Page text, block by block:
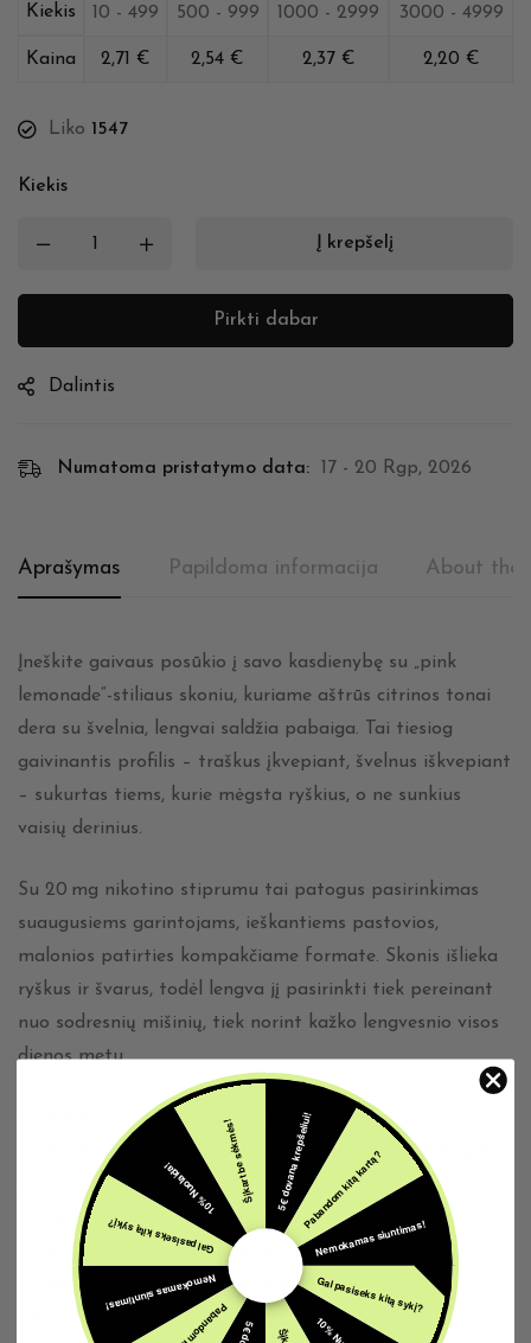
Kiekis 10 - 499 500 - 999 1000 - 2999 3000 - 4999
Kaina 2,71 € 2,54 € 2,37 € 2,20 €
Liko 1547
Kiekis
Į krepšelį
Pirkti dabar
Dalintis
Numatoma pristatymo data: 17 - 20 Rgp, 2026
Aprašymas Papildoma informacija About the
Įneškite gaivaus posūkio į savo kasdienybę su „pink
lemonade“-stiliaus skoniu, kuriame aštrūs citrinos tonai
dera su švelnia, lengvai saldžia pabaiga. Tai tiesiog
gaivinantis profilis – traškus įkvepiant, švelnus iškvepiant
– sukurtas tiems, kurie mėgsta ryškius, o ne sunkius
vaisių derinius.
Su 20 mg nikotino stiprumu tai patogus pasirinkimas
suaugusiems garintojams, ieškantiems pastovios,
malonios patirties kompakčiame formate. Skonis išlieka
ryškus ir švarus, todėl lengva jį pasirinkti tiek pereinant
nuo sodresnių mišinių, tiek norint kažko lengvesnio visos
dienos metu.
Pagrindinės savybės ir privalumai:
– „Pink lemonade“ skonis: rūgštus citrusas, subalansuotas
švelniu saldumu
– Gaivi, švari pabaiga be sirupiškumo
– 20 mg nikotino stiprumas užtikrina tvirtesnį pojūtį
– Paprastas, patogus kasdieniam naudojimui
pasirinkimas
5€ dovana krepšeliui!Pabandom kitą kartą?
Nemokamas siuntimas!
Gal pasiseks kitą sykį?
Nemokamas siuntimas!
Gal pasiseks kitą sykį?
10% Nuolaida!Šįkart be sėkmės!